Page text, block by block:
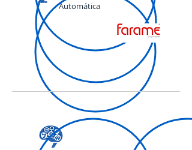
Automática